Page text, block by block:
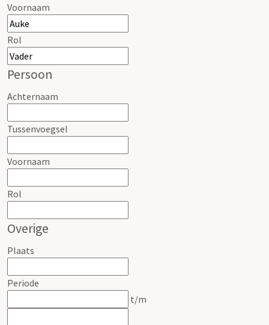
Voornaam
Rol
Persoon
Achternaam
Tussenvoegsel
Voornaam
Rol
Overige
Plaats
Periode
t/m